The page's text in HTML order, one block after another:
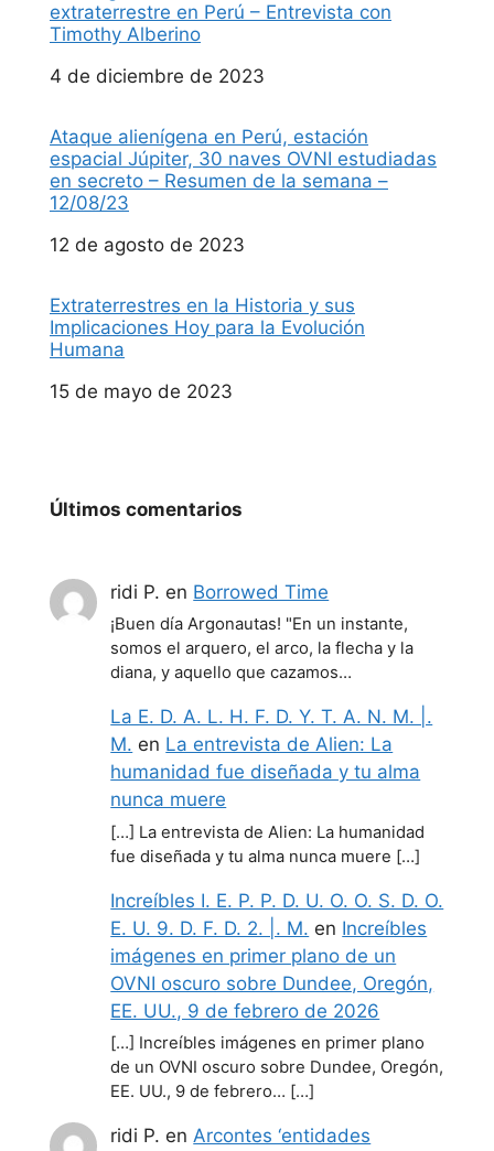
extraterrestre en Perú – Entrevista con
Timothy Alberino
Fecha
4 de diciembre de 2023
Ataque alienígena en Perú, estación
espacial Júpiter, 30 naves OVNI estudiadas
en secreto – Resumen de la semana –
12/08/23
Fecha
12 de agosto de 2023
Extraterrestres en la Historia y sus
Implicaciones Hoy para la Evolución
Humana
Fecha
15 de mayo de 2023
Últimos comentarios
ridi P. en Borrowed Time
¡Buen día Argonautas! "En un instante,
somos el arquero, el arco, la flecha y la
diana, y aquello que cazamos…
La E. D. A. L. H. F. D. Y. T. A. N. M. |.
M. en La entrevista de Alien: La
humanidad fue diseñada y tu alma
nunca muere
[…] La entrevista de Alien: La humanidad
fue diseñada y tu alma nunca muere […]
Increíbles I. E. P. P. D. U. O. O. S. D. O.
E. U. 9. D. F. D. 2. |. M. en Increíbles
imágenes en primer plano de un
OVNI oscuro sobre Dundee, Oregón,
EE. UU., 9 de febrero de 2026
[…] Increíbles imágenes en primer plano
de un OVNI oscuro sobre Dundee, Oregón,
EE. UU., 9 de febrero… […]
ridi P. enArcontes ‘entidades